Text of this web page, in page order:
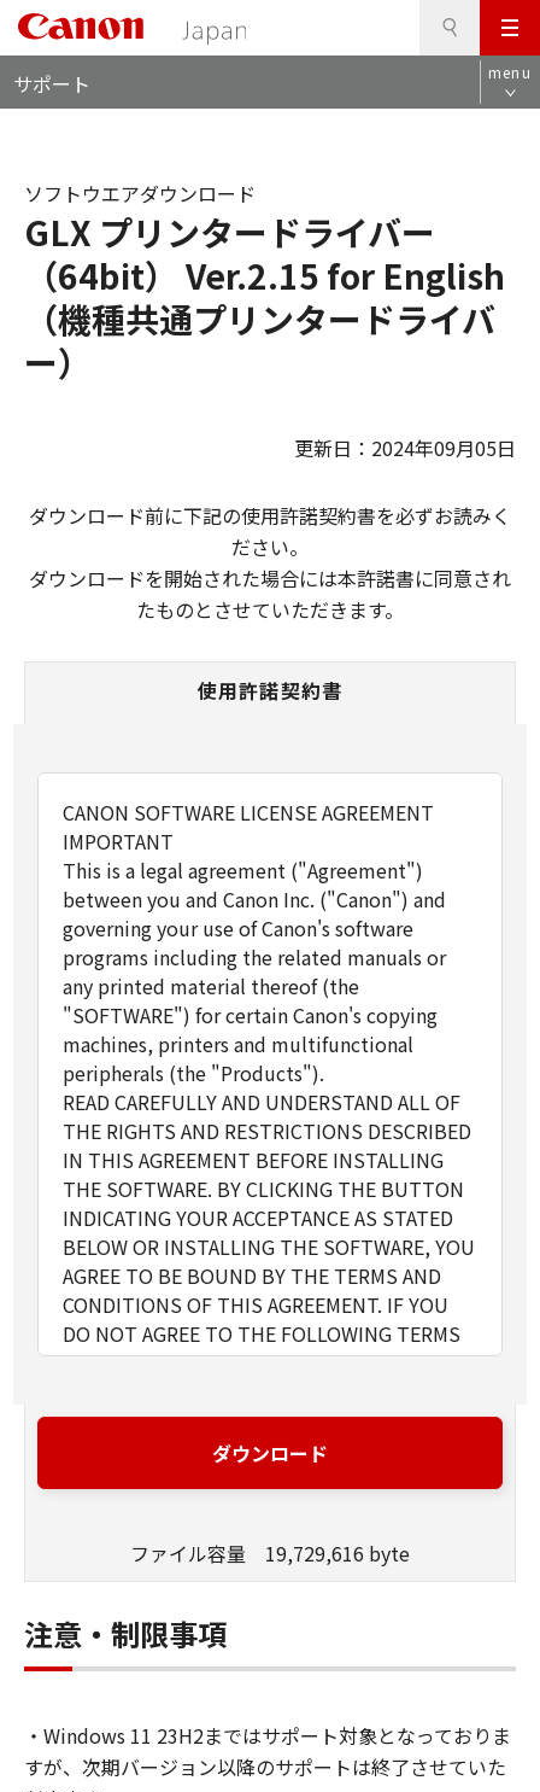
メ
ニ
ュ
サポート menu
GLX プリンタードライバー
（64bit） Ver.2.15 for English
（機種共通プリンタードライバ
ー）
ソフトウエアダウンロード
更新日：2024年09月05日
ダウンロード前に下記の使用許諾契約書を必ずお読みく
ださい。
ダウンロードを開始された場合には本許諾書に同意され
たものとさせていただきます。
使用許諾契約書
CANON SOFTWARE LICENSE AGREEMENT
IMPORTANT
This is a legal agreement ("Agreement")
between you and Canon Inc. ("Canon") and
governing your use of Canon's software
programs including the related manuals or
any printed material thereof (the
"SOFTWARE") for certain Canon's copying
machines, printers and multifunctional
peripherals (the "Products").
READ CAREFULLY AND UNDERSTAND ALL OF
THE RIGHTS AND RESTRICTIONS DESCRIBED
IN THIS AGREEMENT BEFORE INSTALLING
THE SOFTWARE. BY CLICKING THE BUTTON
INDICATING YOUR ACCEPTANCE AS STATED
BELOW OR INSTALLING THE SOFTWARE, YOU
AGREE TO BE BOUND BY THE TERMS AND
CONDITIONS OF THIS AGREEMENT. IF YOU
DO NOT AGREE TO THE FOLLOWING TERMS
AND CONDITIONS OF THIS AGREEMENT, DO
1. GRANT OF LICENSE
Canon grants you a personal, limited and non-
SOFTWARE solely for the use with Products
connected to the Products (the "Designated
Computer").
You may allow other users of other
Computer to use the SOFTWARE, provided
that you must assure that all such users shall
ダウンロード
ファイル容量 19,729,616 byte
注意・制限事項
・Windows 11 23H2まではサポート対象となっておりま
すが、次期バージョン以降のサポートは終了させていた